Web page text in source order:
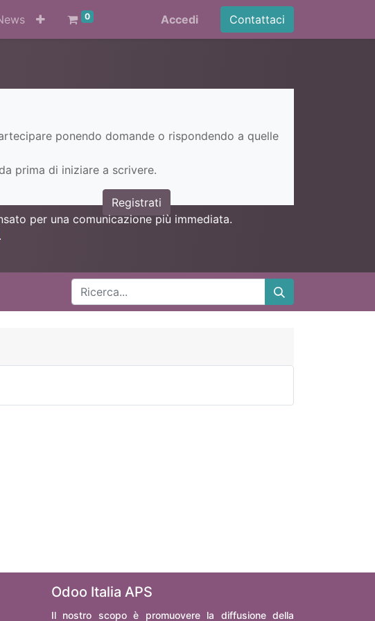
0 Accedi Contattaci
ponendo domande o rispondendo a quelle
prima di iniziare a scrivere.
Registrati
per una comunicazione più immediata.
.
Odoo Italia APS
Il nostro scopo è promuovere la diffusione della